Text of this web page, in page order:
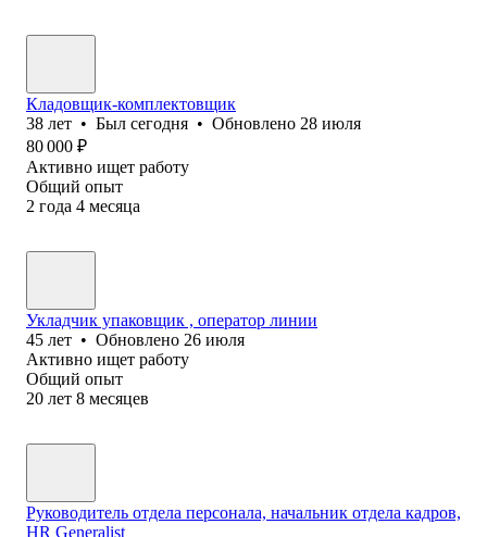
Кладовщик-комплектовщик
38 лет • Был сегодня • Обновлено 28 июля
80 000 ₽
Активно ищет работу
Общий опыт
2 года 4 месяца
Укладчик упаковщик , оператор линии
45 лет • Обновлено 26 июля
Активно ищет работу
Общий опыт
20 лет 8 месяцев
Руководитель отдела персонала, начальник отдела кадров,
HR Generalist